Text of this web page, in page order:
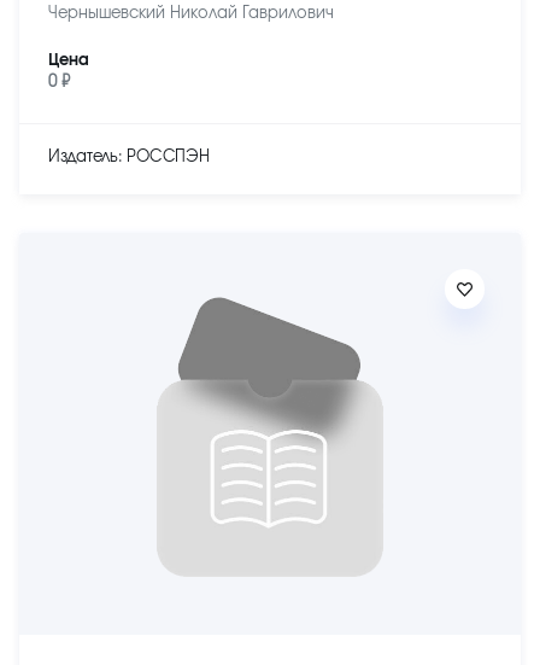
Чернышевский Николай Гаврилович
Цена
0 ₽
Издатель: РОССПЭН